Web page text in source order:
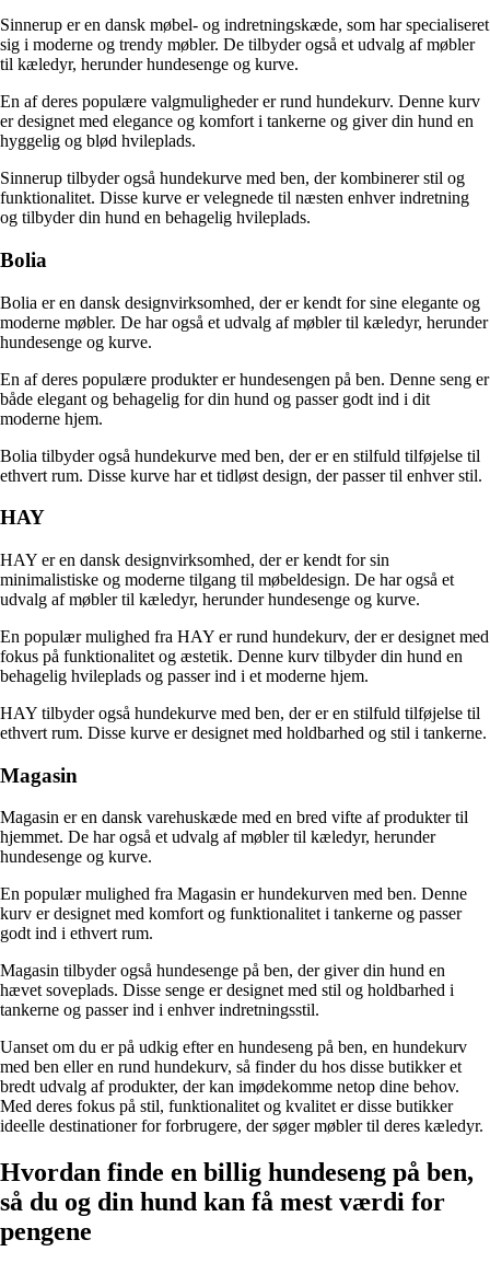
Sinnerup er en dansk møbel- og indretningskæde, som har specialiseret
sig i moderne og trendy møbler. De tilbyder også et udvalg af møbler
til kæledyr, herunder hundesenge og kurve.
En af deres populære valgmuligheder er rund hundekurv. Denne kurv
er designet med elegance og komfort i tankerne og giver din hund en
hyggelig og blød hvileplads.
Sinnerup tilbyder også hundekurve med ben, der kombinerer stil og
funktionalitet. Disse kurve er velegnede til næsten enhver indretning
og tilbyder din hund en behagelig hvileplads.
Bolia
Bolia er en dansk designvirksomhed, der er kendt for sine elegante og
moderne møbler. De har også et udvalg af møbler til kæledyr, herunder
hundesenge og kurve.
En af deres populære produkter er hundesengen på ben. Denne seng er
både elegant og behagelig for din hund og passer godt ind i dit
moderne hjem.
Bolia tilbyder også hundekurve med ben, der er en stilfuld tilføjelse til
ethvert rum. Disse kurve har et tidløst design, der passer til enhver stil.
HAY
HAY er en dansk designvirksomhed, der er kendt for sin
minimalistiske og moderne tilgang til møbeldesign. De har også et
udvalg af møbler til kæledyr, herunder hundesenge og kurve.
En populær mulighed fra HAY er rund hundekurv, der er designet med
fokus på funktionalitet og æstetik. Denne kurv tilbyder din hund en
behagelig hvileplads og passer ind i et moderne hjem.
HAY tilbyder også hundekurve med ben, der er en stilfuld tilføjelse til
ethvert rum. Disse kurve er designet med holdbarhed og stil i tankerne.
Magasin
Magasin er en dansk varehuskæde med en bred vifte af produkter til
hjemmet. De har også et udvalg af møbler til kæledyr, herunder
hundesenge og kurve.
En populær mulighed fra Magasin er hundekurven med ben. Denne
kurv er designet med komfort og funktionalitet i tankerne og passer
godt ind i ethvert rum.
Magasin tilbyder også hundesenge på ben, der giver din hund en
hævet soveplads. Disse senge er designet med stil og holdbarhed i
tankerne og passer ind i enhver indretningsstil.
Uanset om du er på udkig efter en hundeseng på ben, en hundekurv
med ben eller en rund hundekurv, så finder du hos disse butikker et
bredt udvalg af produkter, der kan imødekomme netop dine behov.
Med deres fokus på stil, funktionalitet og kvalitet er disse butikker
ideelle destinationer for forbrugere, der søger møbler til deres kæledyr.
Hvordan finde en billig hundeseng på ben,
så du og din hund kan få mest værdi for
pengene